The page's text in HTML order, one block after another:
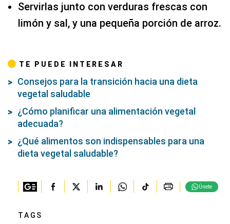
Servirlas junto con verduras frescas con
limón y sal, y una pequeña porción de arroz.
TE PUEDE INTERESAR
Consejos para la transición hacia una dieta
vegetal saludable
¿Cómo planificar una alimentación vegetal
adecuada?
¿Qué alimentos son indispensables para una
dieta vegetal saludable?
Únete
TAGS